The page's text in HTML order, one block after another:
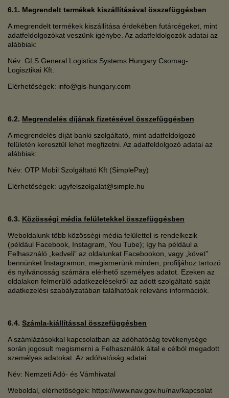
6.1. Megrendelt termékek kiszállításával összefüggésben
A megrendelt termékek kiszállítása érdekében futárcégeket, mint
adatfeldolgozókat veszünk igénybe. Az adatfeldolgozók adatai az
alábbiak:
Név: GLS General Logistics Systems Hungary Csomag-
Logisztikai Kft.
Elérhetőségek: info@gls-hungary.com
6.2. Megrendelés díjának fizetésével összefüggésben
A megrendelés díját banki szolgáltató, mint adatfeldolgozó
felületén keresztül lehet megfizetni. Az adatfeldolgozó adatai az
alábbiak:
Név: OTP Mobil Szolgáltató Kft (SimplePay)
Elérhetőségek: ugyfelszolgalat@simple.hu
6.3. Közösségi média felületekkel összefüggésben
Weboldalunk több közösségi média felülettel is rendelkezik
(például Facebook, Instagram, You Tube); így ha például a
Felhasználó „kedveli” az oldalunkat Facebookon, vagy „követ”
bennünket Instagramon, megismerünk minden, profiljához tartozó
és nyilvánosság számára elérhető személyes adatot. Ezeken az
oldalakon felmerülő adatkezelésekről az adott szolgáltató saját
adatkezelési szabályzatában találhatóak releváns információk.
6.4. Számla-kiállítással összefüggésben
A számlázásokkal kapcsolatban az adóhatóság tevékenysége
során jogosult megismerni a Felhasználók által e célból megadott
személyes adatokat. Az adóhatóság adatai:
Név: Nemzeti Adó- és Vámhivatal
Weboldal, elérhetőségek: https://www.nav.gov.hu/nav/kapcsolat